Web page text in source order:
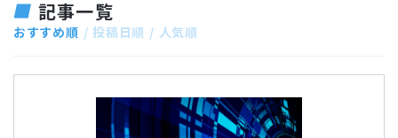
記事一覧
おすすめ順 投稿日順 人気順